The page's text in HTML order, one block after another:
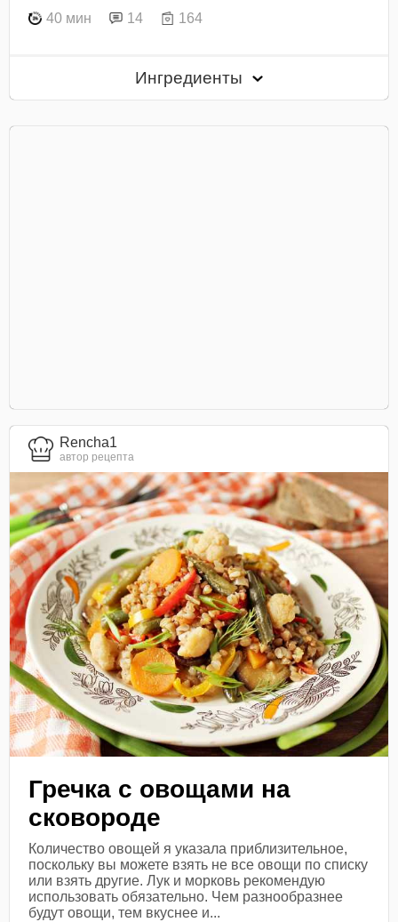
40 мин 14 164
Ингредиенты
Rencha1
автор рецепта
Гречка с овощами на
сковороде
Количество овощей я указала приблизительное,
поскольку вы можете взять не все овощи по списку
или взять другие. Лук и морковь рекомендую
использовать обязательно. Чем разнообразнее
будут овощи, тем вкуснее и...